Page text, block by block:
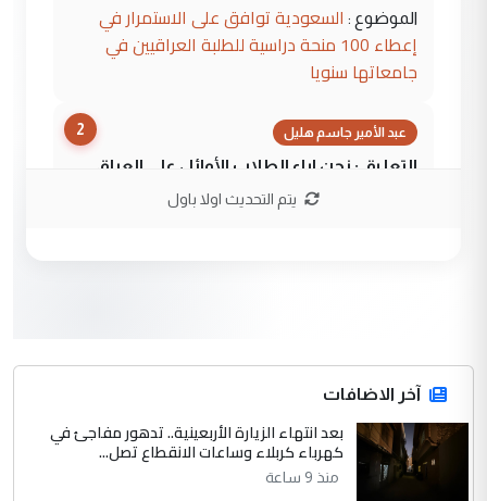
الموضوع : السعودية توافق على الاستمرار في
إعطاء 100 منحة دراسية للطلبة العراقيين في
جامعاتها سنويا
2 عبد الأمير جاسم هليل
التعليق : نحن اباء الطلاب الأوائل على العراق
نتشرف بلقاء السيد احمد الصافي في العتبات
التعليق : قرار مستعجل جدا ولامصلحة فيه
للوزاره ولا للمواطن القرار الصائب يكون بعد
الاستماع للمدير ومغرفة ...
الموضوع :
وزير الصحة يعفي مدير مستشفى الكرخ
العام في بغداد
يتم التحديث اولا باول
آخر الاضافات
بعد انتهاء الزيارة الأربعينية.. تدهور مفاجئ في
كهرباء كربلاء وساعات الانقطاع تصل...
منذ 9 ساعة